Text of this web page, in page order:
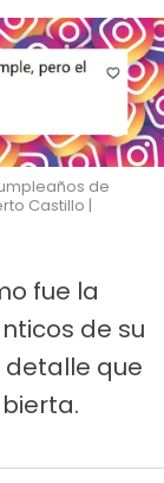
de
Castillo |
fue la
de su
que